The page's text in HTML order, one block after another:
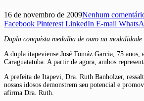
16 de novembro de 2009Nenhum
Facebook Pinterest LinkedIn E-mail
Dupla conquista medalha de ouro na
A dupla itapeviense José Tomáz Garcia, 75
Caraguatatuba. A partir de agora, ambos
A prefeita de Itapevi, Dra. Ruth Banholzer,
nossos idosos demonstrem seu potencial e
afirma Dra. Ruth.